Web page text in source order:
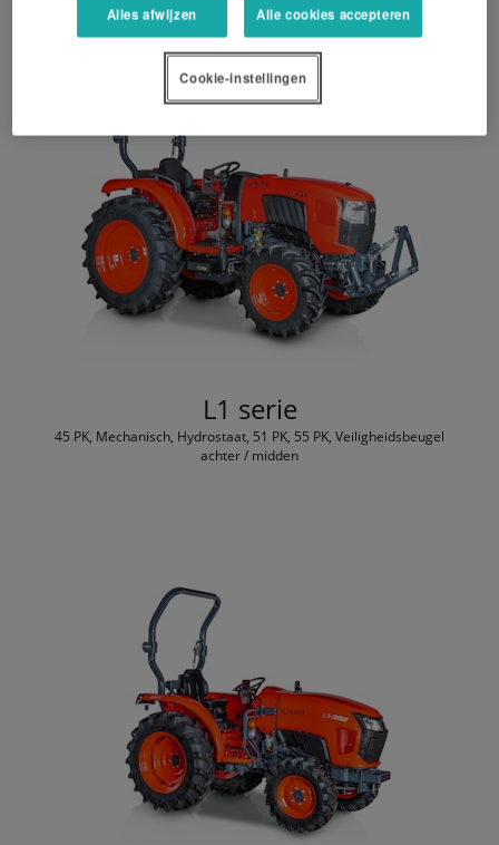
L1 serie
45 PK, Mechanisch, Hydrostaat, 51 PK, 55 PK, Veiligheidsbeugel
achter / midden
Alles afwijzen Alle cookies accepteren
Cookie-instellingen